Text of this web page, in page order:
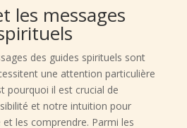
les messages
des guides spirituels sont
une attention particulière
pourquoi il est crucial de
et notre intuition pour
les comprendre. Parmi les